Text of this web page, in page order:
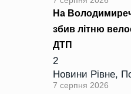
На
збив літню
ДТП
2
Новини Рівне,
7 серпня 2026